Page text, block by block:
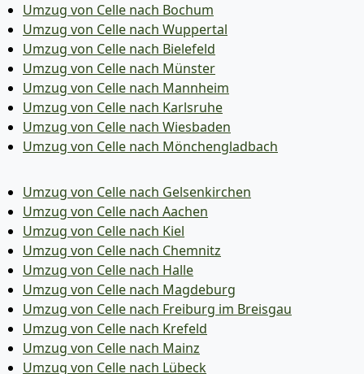
Umzug von Celle nach Bochum
Umzug von Celle nach Wuppertal
Umzug von Celle nach Bielefeld
Umzug von Celle nach Münster
Umzug von Celle nach Mannheim
Umzug von Celle nach Karlsruhe
Umzug von Celle nach Wiesbaden
Umzug von Celle nach Mönchen­gladbach
Umzug von Celle nach Gelsenkirchen
Umzug von Celle nach Aachen
Umzug von Celle nach Kiel
Umzug von Celle nach Chemnitz
Umzug von Celle nach Halle
Umzug von Celle nach Magdeburg
Umzug von Celle nach Freiburg im Breisgau
Umzug von Celle nach Krefeld
Umzug von Celle nach Mainz
Umzug von Celle nach Lübeck